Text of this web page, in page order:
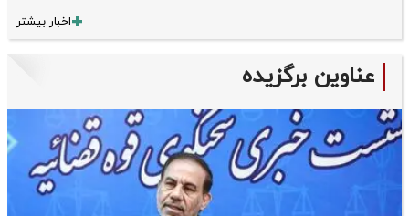
اخبار بیشتر
عناوین برگزیده